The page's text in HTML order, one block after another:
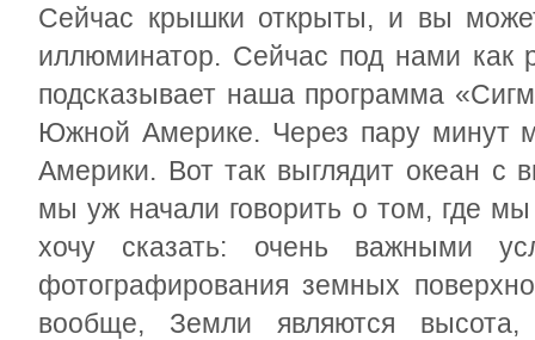
Сейчас крышки открыты, и вы
иллюминатор. Сейчас под нами как
подсказывает наша программа
Южной Америке. Через пару минут
Америки. Вот так выглядит океан с
мы уж начали говорить о том, где
хочу сказать: очень важными
фотографирования земных
вообще, Земли являются высота,